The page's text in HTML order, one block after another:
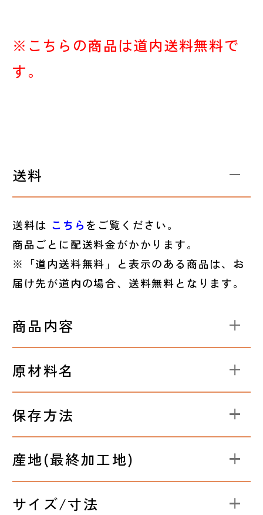
※こちらの商品は道内送料無料で
す。
送料
送料は こちらをご覧ください。
商品ごとに配送料金がかかります。
※「道内送料無料」と表示のある商品は、お
届け先が道内の場合、送料無料となります。
商品内容
原材料名
保存方法
産地(最終加工地)
サイズ/寸法